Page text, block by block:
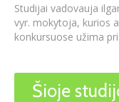
Studijai vadovauja
vyr. mokytoja, kurios
konkursuose užima
Šioje